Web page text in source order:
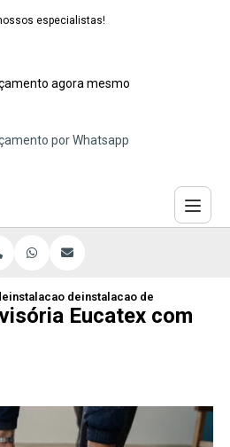
especialistas!
agora mesmo
por Whatsapp
dividorias eucatex
instalacao de divisoria acustica eucatex
instalacao de divisoria
Eucatex com